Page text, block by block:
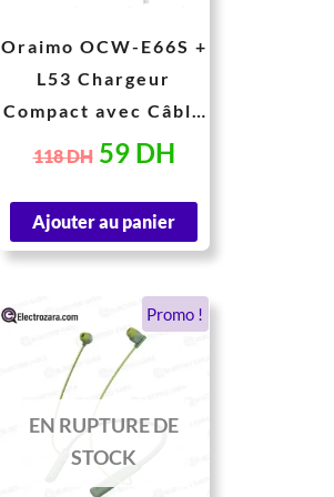
Oraimo OCW-E66S +
L53 Chargeur
Compact avec Câble
Lightning 10W
118DH 59 DH
Ajouter au panier
Promo !
EN RUPTURE DE
STOCK
prix
initial
était :
203 DH.
Le